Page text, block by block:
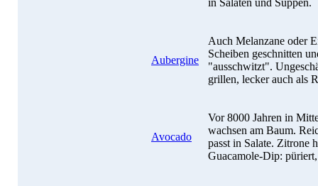
Aubergine
Auch Melanzane oder
Scheiben geschnitten
"ausschwitzt".
grillen, lecker auch als
Avocado
Vor 8000 Jahren in
wachsen am Baum.
passt in Salate. Zitrone
Guacamole-Dip: